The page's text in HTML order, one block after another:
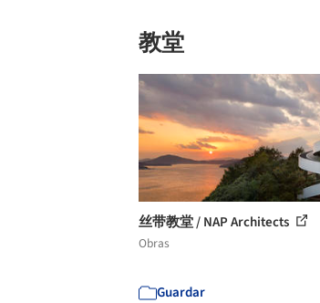
教堂
丝带教堂 / NAP Architects
Obras
Guardar